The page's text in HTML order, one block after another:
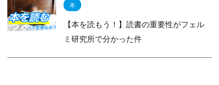
本
【本を読もう！】読書の重要性がフェル
ミ研究所で分かった件